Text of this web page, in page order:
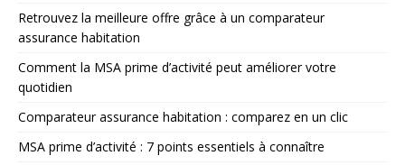
Retrouvez la meilleure offre grâce à un comparateur
assurance habitation
Comment la MSA prime d’activité peut améliorer votre
quotidien
Comparateur assurance habitation : comparez en un clic
MSA prime d’activité : 7 points essentiels à connaître